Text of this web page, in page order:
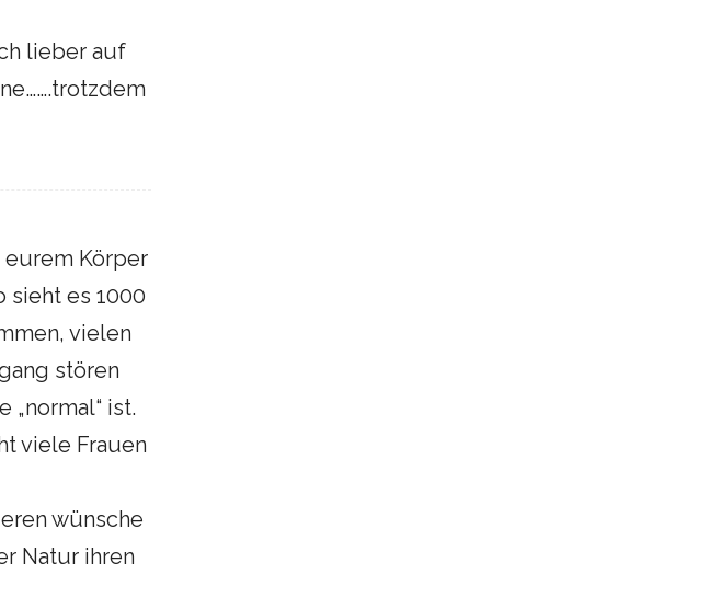
lieber auf
Körper
sieht es 1000
vielen
stören
ist.
viele Frauen
wünsche
Natur ihren